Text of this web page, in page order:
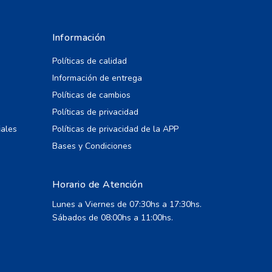
Información
Políticas de calidad
Información de entrega
Políticas de cambios
Políticas de privacidad
Políticas de privacidad de la APP
Bases y Condiciones
Horario de Atención
Lunes a Viernes de 07:30hs a 17:30hs.
Sábados de 08:00hs a 11:00hs.